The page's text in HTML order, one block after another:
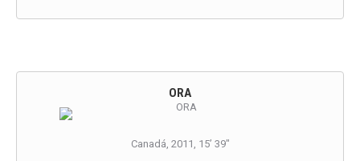
ORA
Canadá, 2011, 15’ 39″